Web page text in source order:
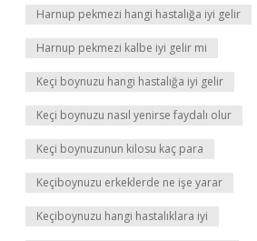
Harnup pekmezi hangi hastalığa iyi gelir
Harnup pekmezi kalbe iyi gelir mi
Keçi boynuzu hangi hastalığa iyi gelir
Keçi boynuzu nasıl yenirse faydalı olur
Keçi boynuzunun kilosu kaç para
Keçiboynuzu erkeklerde ne işe yarar
Keçiboynuzu hangi hastalıklara iyi